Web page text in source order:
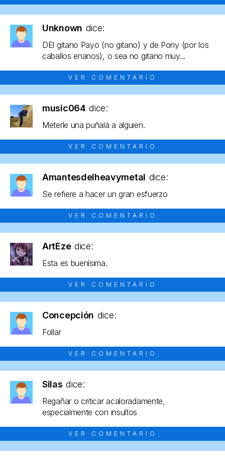
Unknown dice:
DEl gitano Payo (no gitano) y de Pony (por los
caballos enanos), o sea no gitano muy...
VER COMENTARIO
music064 dice:
Meterle una puñalá a alguien.
VER COMENTARIO
Amantesdelheavymetal dice:
Se refiere a hacer un gran esfuerzo
VER COMENTARIO
ArtEze dice:
Esta es buenísima.
VER COMENTARIO
Concepción dice:
Follar
VER COMENTARIO
Silas dice:
Regañar o criticar acaloradamente,
especialmente con insultos
VER COMENTARIO